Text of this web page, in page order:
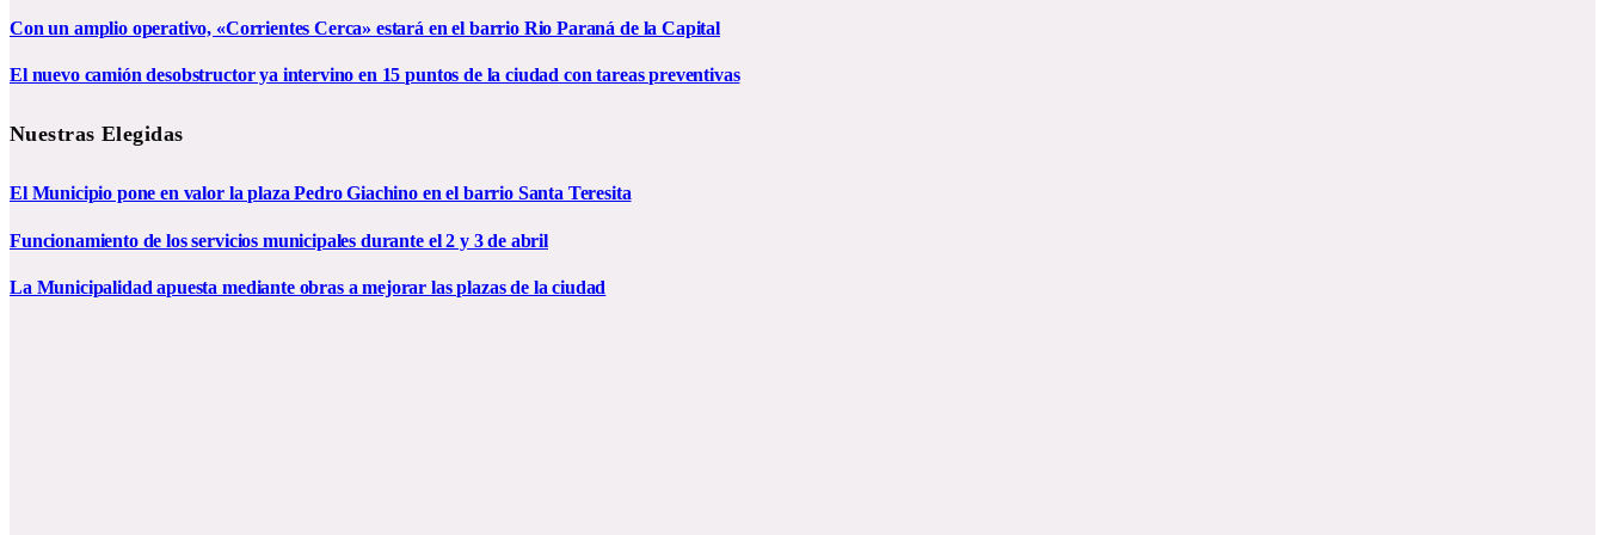
Con un amplio operativo, «Corrientes Cerca» estará en el barrio Rio Paraná de la Capital
El nuevo camión desobstructor ya intervino en 15 puntos de la ciudad con tareas preventivas
Nuestras Elegidas
El Municipio pone en valor la plaza Pedro Giachino en el barrio Santa Teresita
Funcionamiento de los servicios municipales durante el 2 y 3 de abril
La Municipalidad apuesta mediante obras a mejorar las plazas de la ciudad